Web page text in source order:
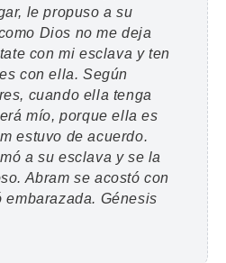
le propuso a su
Dios no me deja
con mi esclava y ten
con ella. Según
cuando ella tenga
mío, porque ella es
estuvo de acuerdo.
a su esclava y se la
Abram se acostó con
embarazada. Génesis